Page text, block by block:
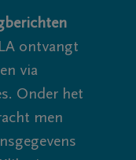
ontvangt
via
Onder het
men